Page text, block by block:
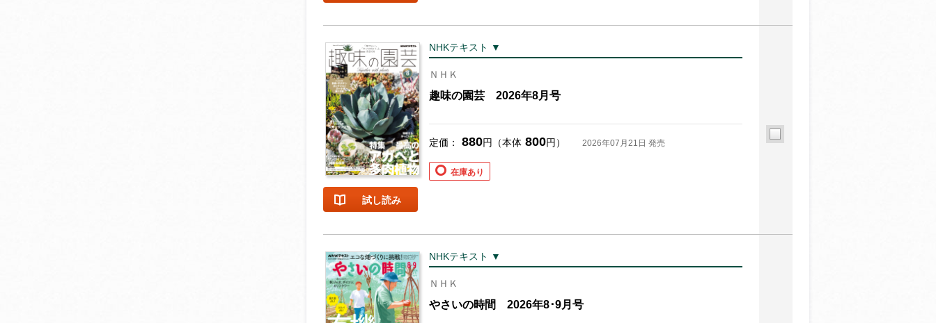
試し読み
NHKテキスト ▼
ＮＨＫ
趣味の園芸 2026年8月号
定価： 880円（本体 800円） 2026年07月21日 発売
在庫あり
NHKテキスト ▼
ＮＨＫ
やさいの時間 2026年8･9月号